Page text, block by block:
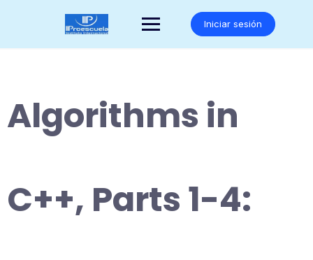
Iniciar sesión
Algorithms in
C++, Parts 1-4: